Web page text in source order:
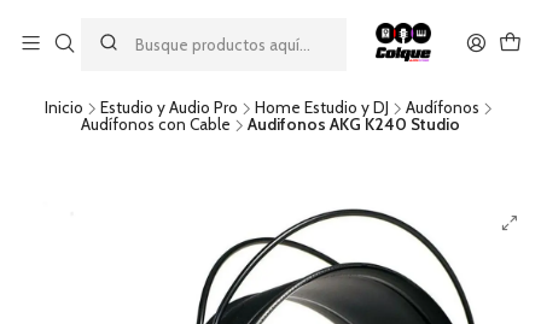
descuento por pago con transferencia bancaria
por una compra mínima de $49.990. Este descuento no es
acumulable a otras promociones ni aplicable a gastos de envío.
Inicio Estudio y Audio Pro Home Estudio y DJ
Audífonos
Audífonos con Cable
Audifonos AKG K240 Studio